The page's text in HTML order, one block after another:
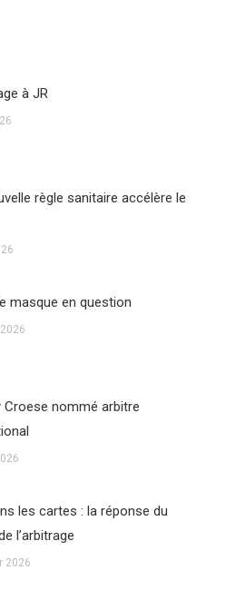
à JR
règle sanitaire accélère le
masque en question
Croese nommé arbitre
les cartes : la réponse du
l’arbitrage
2026